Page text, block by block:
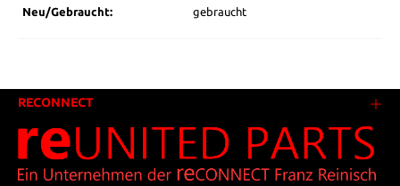
Neu/Gebraucht: gebraucht
RECONNECT